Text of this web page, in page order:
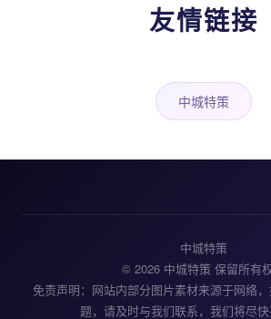
友情链接
中城特策
中城特策
© 2026 中城特策 保留所有
免责声明：网站内部分图片素材来源于网络
题，请及时与我们联系，我们将尽快